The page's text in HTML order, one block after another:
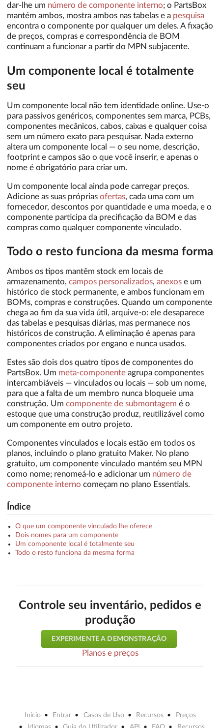
dar-lhe um número de componente interno; o PartsBox
mantém ambos, mostra ambos nas tabelas e a pesquisa
encontra o componente por qualquer um deles. A fixação
de preços, compras e correspondência de BOM
continuam a funcionar a partir do MPN subjacente.
Um componente local é totalmente
seu
Um componente local não tem identidade online. Use-o
para passivos genéricos, componentes sem marca, PCBs,
componentes mecânicos, cabos, caixas e qualquer coisa
sem um número exato para pesquisar. Nada externo
altera um componente local — o seu nome, descrição,
footprint e campos são o que você inserir, e apenas o
nome é obrigatório para criar um.
Um componente local ainda pode carregar preços.
Adicione as suas próprias ofertas, cada uma com um
fornecedor, descontos por quantidade e uma moeda, e o
componente participa da precificação da BOM e das
compras como qualquer componente vinculado.
Todo o resto funciona da mesma forma
Ambos os tipos mantêm stock em locais de
armazenamento, campos personalizados, anexos e um
histórico de stock permanente, e ambos funcionam em
BOMs, compras e construções. Quando um componente
chega ao fim da sua vida útil, arquive-o: ele desaparece
das tabelas e pesquisas diárias, mas permanece nos
históricos de construção. A eliminação é apenas para
componentes criados por engano e nunca usados.
Estes são dois dos quatro tipos de componentes do
PartsBox. Um meta-componente agrupa componentes
intercambiáveis — vinculados ou locais — sob um nome,
para que a falta de um membro nunca bloqueie uma
construção. Um componente de submontagem é o
estoque que uma construção produz, reutilizável como
um componente em outro projeto.
Componentes vinculados e locais estão em todos os
planos, incluindo o plano gratuito Maker. No plano
gratuito, um componente vinculado mantém seu MPN
como nome; renomeá-lo e adicionar um número de
componente interno começam no plano Essentials.
Índice
O que um componente vinculado lhe oferece
Dois nomes para um componente
Um componente local é totalmente seu
Todo o resto funciona da mesma forma
Controle seu inventário, pedidos e
produção
EXPERIMENTE A DEMONSTRAÇÃO
Planos e preços
Início Entrar Casos de Uso Recursos
Preços